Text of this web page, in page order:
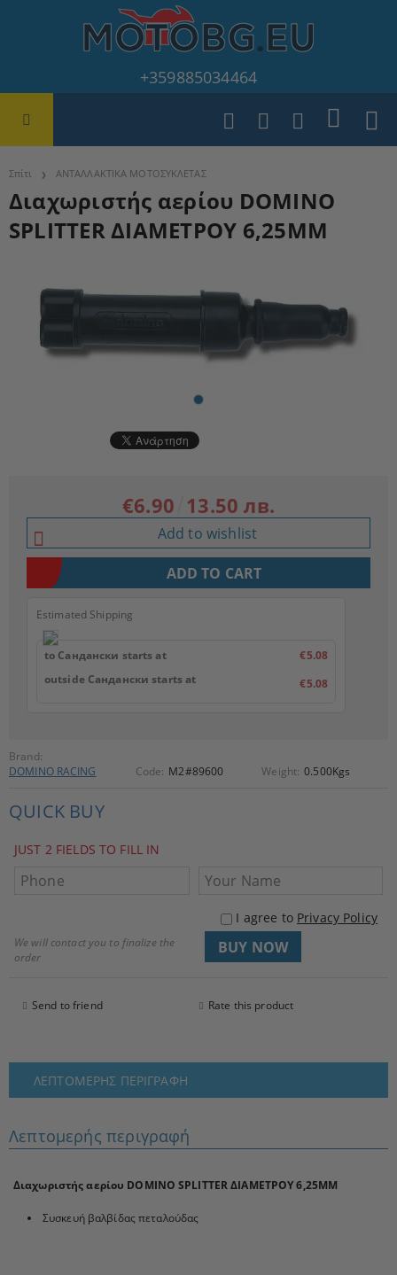
+359885034464
Σπίτι ΑΝΤΑΛΛΑΚΤΙΚΑ ΜΟΤΟΣΥΚΛΕΤΑΣ
Διαχωριστής αερίου DOMINO
SPLITTER ΔΙΑΜΕΤΡΟΥ 6,25MM
Brand:
DOMINO RACING
Code: M2#89600 Weight: 0.500Kgs
QUICK BUY
JUST 2 FIELDS TO FILL IN
I agree to Privacy Policy
We will contact you to finalize the
order
Send to friend Rate this product
€6.90 13.50 лв.
Add to wishlist
Estimated Shipping
to Сандански starts at
€5.08
outside Сандански starts at
€5.08
ΛΕΠΤΟΜΕΡΉΣ ΠΕΡΙΓΡΑΦΉ
Λεπτομερής περιγραφή
Διαχωριστής αερίου DOMINO SPLITTER ΔΙΑΜΕΤΡΟΥ 6,25MM
Συσκευή βαλβίδας πεταλούδας